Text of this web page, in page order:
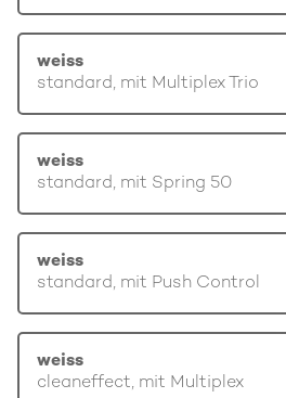
weiss
standard, mit Multiplex Trio
weiss
standard, mit Spring 50
weiss
standard, mit Push Control
weiss
cleaneffect, mit Multiplex